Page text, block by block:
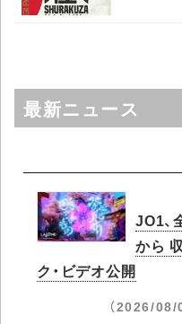
最新ニュース
JO1、
から
ク・ビデオ公開
（2026/08/